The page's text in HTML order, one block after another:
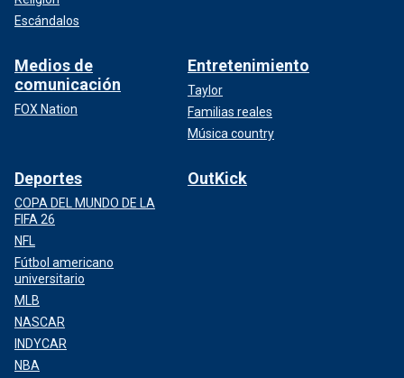
Escándalos
Medios de
comunicación
FOX Nation
Entretenimiento
Taylor
Familias reales
Música country
Deportes
COPA DEL MUNDO DE LA
FIFA 26
NFL
Fútbol americano
universitario
MLB
NASCAR
INDYCAR
NBA
OutKick